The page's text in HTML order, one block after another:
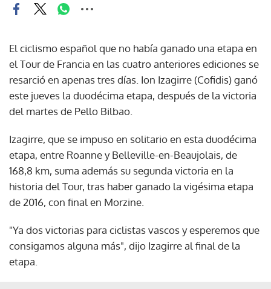
El ciclismo español que no había ganado una etapa en
el Tour de Francia en las cuatro anteriores ediciones se
resarció en apenas tres días. Ion Izagirre (Cofidis) ganó
este jueves la duodécima etapa, después de la victoria
del martes de Pello Bilbao.
Izagirre, que se impuso en solitario en esta duodécima
etapa, entre Roanne y Belleville-en-Beaujolais, de
168,8 km, suma además su segunda victoria en la
historia del Tour, tras haber ganado la vigésima etapa
de 2016, con final en Morzine.
"Ya dos victorias para ciclistas vascos y esperemos que
consigamos alguna más", dijo Izagirre al final de la
etapa.